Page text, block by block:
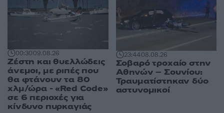
00:3009.08.26
Ζέστη και θυελλώδεις
άνεμοι, με ριπές που
θα φτάνουν τα 80
χλμ/ώρα - «Red Code»
σε 6 περιοχές για
κίνδυνο πυρκαγιάς
23:4408.08.26
Σοβαρό τροχαίο στην
Αθηνών – Σουνίου:
Τραυματίστηκαν δύο
αστυνομικοί